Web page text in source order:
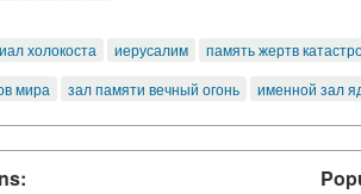
холокоста иерусалим
память жертв
мира
зал памяти вечный огонь именной зал